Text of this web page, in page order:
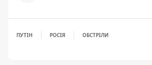
ПУТІН РОСІЯ ОБСТРІЛИ